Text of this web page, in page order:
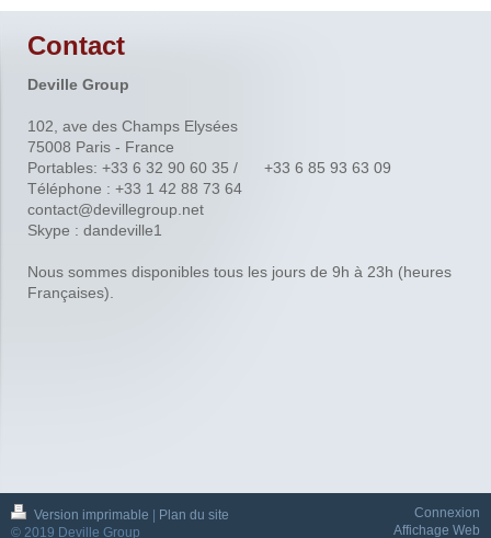
Contact
Deville Group
102, ave des Champs Elysées
75008 Paris - France
Portables: +33 6 32 90 60 35 / +33 6 85 93 63 09
Téléphone : +33 1 42 88 73 64
contact@devillegroup.net
Skype : dandeville1
Nous sommes disponibles tous les jours de 9h à 23h (heures
Françaises).
Version imprimable
Plan du site
© 2019 Deville Group
Connexion
Affichage Web